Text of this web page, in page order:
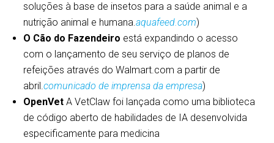
soluções à base de insetos para a saúde animal e a
nutrição animal e humana.aquafeed.com)
O Cão do Fazendeiro está expandindo o acesso
com o lançamento de seu serviço de planos de
refeições através do Walmart.com a partir de
abril.comunicado de imprensa da empresa)
OpenVet A VetClaw foi lançada como uma biblioteca
de código aberto de habilidades de IA desenvolvida
especificamente para medicina